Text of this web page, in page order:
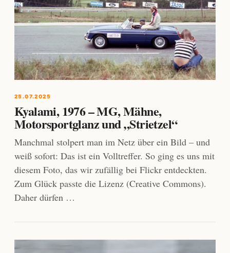
25.07.2025
Kyalami, 1976 – MG, Mähne,
Motorsportglanz und „Strietzel“
Manchmal stolpert man im Netz über ein Bild – und
weiß sofort: Das ist ein Volltreffer. So ging es uns mit
diesem Foto, das wir zufällig bei Flickr entdeckten.
Zum Glück passte die Lizenz (Creative Commons).
Daher dürfen …